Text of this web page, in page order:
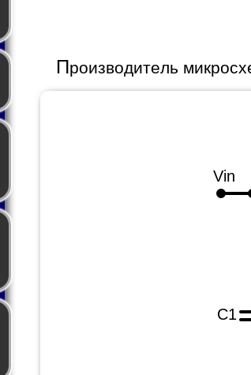
Производитель
C1
Vin